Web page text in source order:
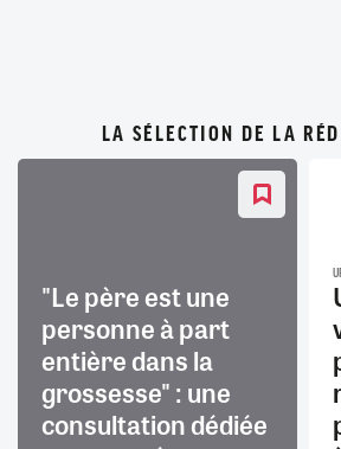
LA SÉLECTION DE LA
"Le père est une
personne à part
entière dans la
grossesse" : une
consultation dédiée